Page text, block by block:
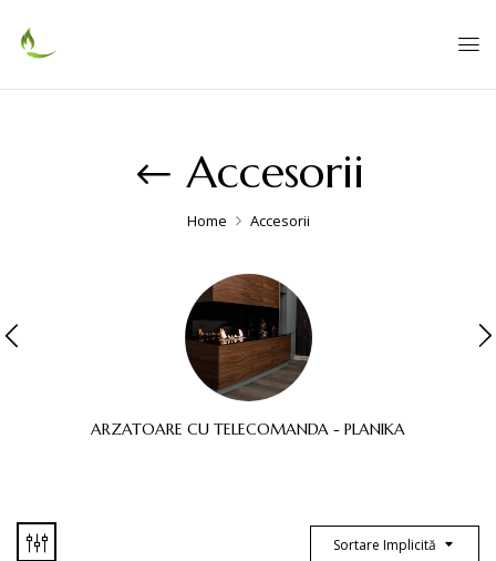
Accesorii
Home Accesorii
ARZATOARE CU TELECOMANDA - PLANIKA
Sortare Implicită